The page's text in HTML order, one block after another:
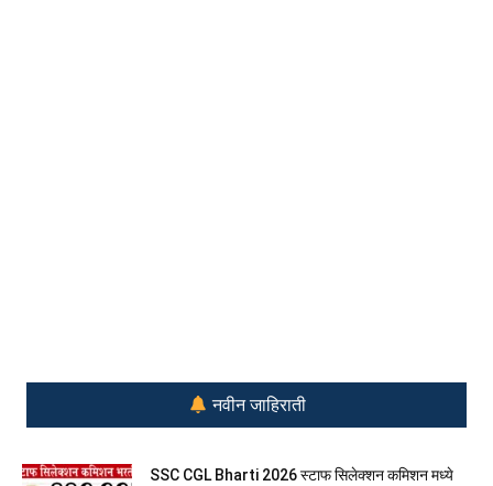
नवीन जाहिराती
SSC CGL Bharti 2026 स्टाफ सिलेक्शन कमिशन मध्ये